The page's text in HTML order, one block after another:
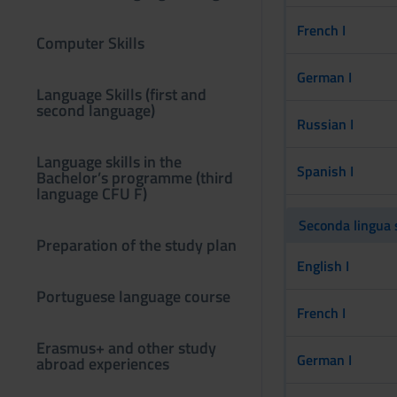
Computer Skills
Language Skills (first and
second language)
Language skills in the
Bachelor’s programme (third
language CFU F)
Preparation of the study plan
Portuguese language course
Erasmus+ and other study
abroad experiences
French I
German I
Russian I
Spanish I
Seconda
English I
French I
German I